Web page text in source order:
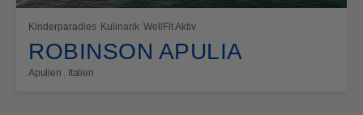
Kinderparadies Kulinarik WellFit Aktiv
ROBINSON APULIA
Apulien . Italien